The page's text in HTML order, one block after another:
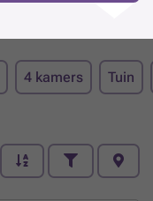
4 kamers Tuin